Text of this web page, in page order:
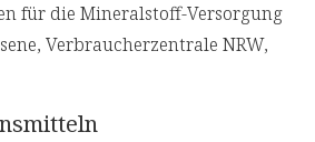
für die Mineralstoff-Versorgung
Verbraucherzentrale NRW,